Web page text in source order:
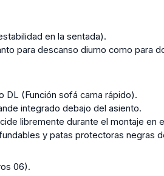
en la sentada).
para descanso diurno como para
DL (Función sofá cama rápido).
integrado debajo del asiento.
libremente durante el montaje en
y patas protectoras negras
06).